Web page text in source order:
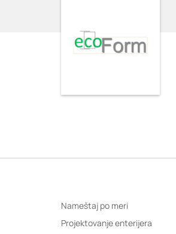
Nameštaj po meri
Projektovanje enterijera